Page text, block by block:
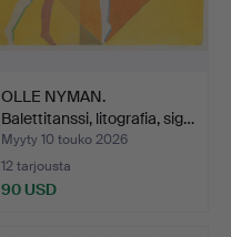
OLLE NYMAN.
Balettitanssi, litografia, sig…
Myyty 10 touko 2026
12 tarjousta
90 USD